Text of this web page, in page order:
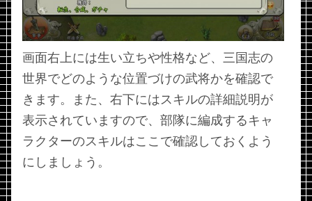
画面右上には生い立ちや性格など、三国志の
世界でどのような位置づけの武将かを確認で
きます。また、右下にはスキルの詳細説明が
表示されていますので、部隊に編成するキャ
ラクターのスキルはここで確認しておくよう
にしましょう。